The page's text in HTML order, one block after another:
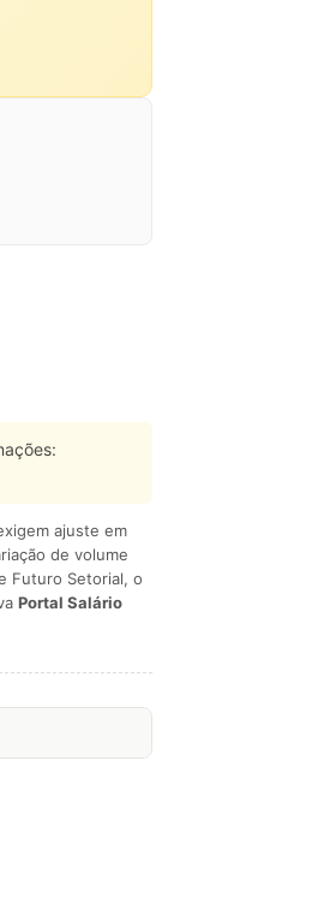
ajuste em
de volume
Futuro Setorial, o
Portal Salário